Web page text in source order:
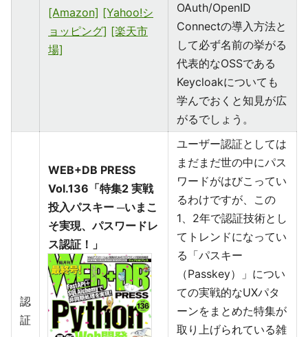
[Amazon] [Yahoo!シ
ョッピング] [楽天市
場]
OAuth/OpenID
Connectの導入方法と
して必ず名前の挙がる
代表的なOSSである
Keycloakについても
学んでおくと知見が広
がるでしょう。
認
証
WEB+DB PRESS
Vol.136「特集2 実戦
投入パスキー ─いまこ
そ実現、パスワードレ
ス認証！」
ユーザー認証としては
まだまだ世の中にパス
ワードがはびこってい
るわけですが、この
1、2年で認証技術とし
てトレンドになってい
る「パスキー
（Passkey）」につい
ての実戦的なUXパタ
ーンをまとめた特集が
取り上げられている雑